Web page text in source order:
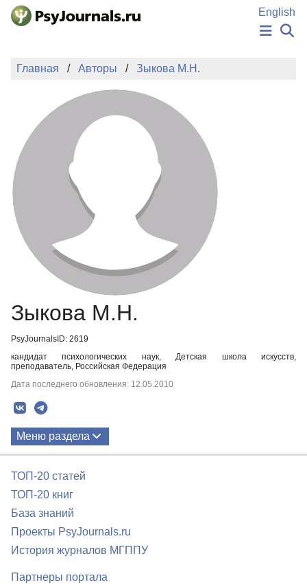
Перейти к основному содержанию
English
НОВОСТИ
АВТОРЫ
ПОДАТЬ РУКОПИСЬ
БАЗА ЗНАНИЙ
КЛЮЧЕВЫЕ СЛОВА
Регистрация
Главная Авторы Зыкова М.Н.
Зыкова М.Н.
PsyJournalsID: 2619
кандидат психологических наук, Детская школа искусств,
преподаватель, Российская Федерация
Дата последнего обновления: 12.05.2010
Меню раздела
ТОП-20 статей
ТОП-20 книг
База знаний
Проекты PsyJournals.ru
История журналов МГППУ
Партнеры портала